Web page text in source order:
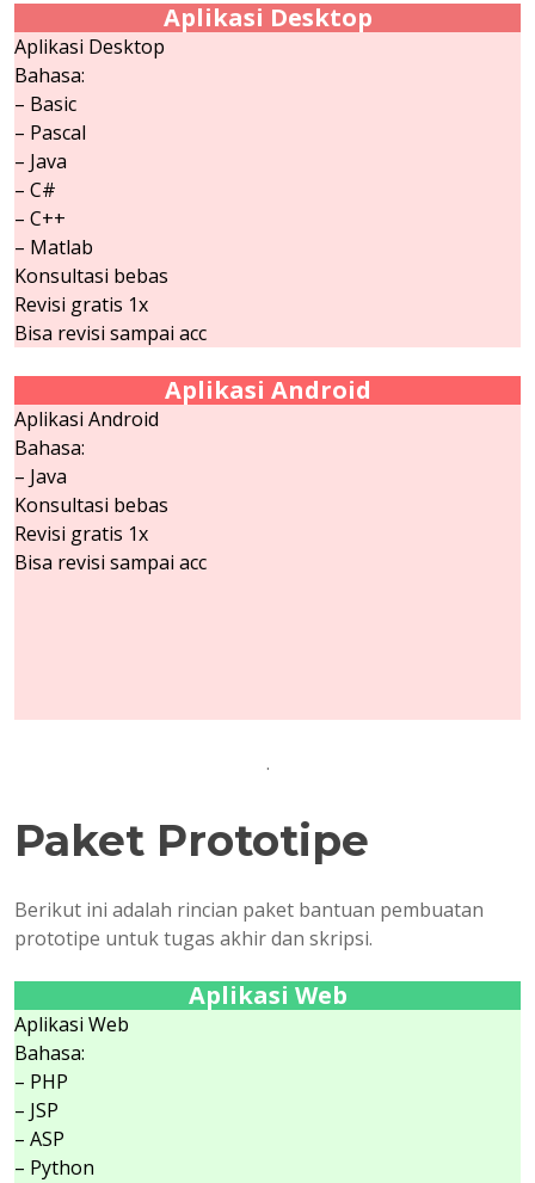
Aplikasi Desktop
Aplikasi Desktop
Bahasa:
– Basic
– Pascal
– Java
– C#
– C++
– Matlab
Konsultasi bebas
Revisi gratis 1x
Bisa revisi sampai acc
Aplikasi Android
Aplikasi Android
Bahasa:
– Java
Konsultasi bebas
Revisi gratis 1x
Bisa revisi sampai acc
.
Paket Prototipe
Berikut ini adalah rincian paket bantuan pembuatan
prototipe untuk tugas akhir dan skripsi.
Aplikasi Web
Aplikasi Web
Bahasa:
– PHP
– JSP
– ASP
– Python